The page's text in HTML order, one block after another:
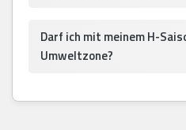
Darf ich mit meinem H-
Umweltzone?